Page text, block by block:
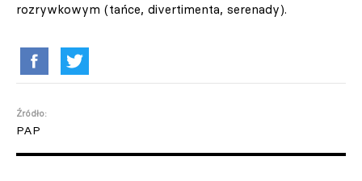
rozrywkowym (tańce, divertimenta, serenady).
Źródło:
PAP